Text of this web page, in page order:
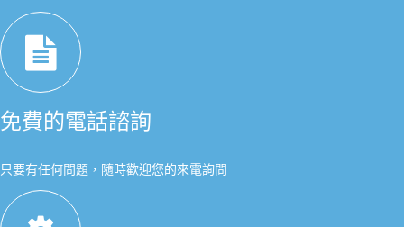
免費的電話諮詢
只要有任何問題，隨時歡迎您的來電詢問